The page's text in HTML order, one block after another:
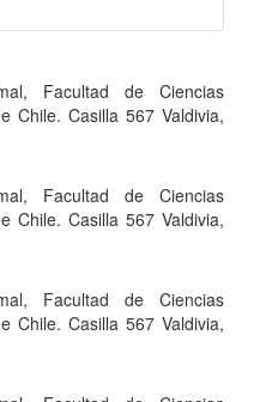
Facultad de Ciencias
Chile. Casilla 567 Valdivia,
Facultad de Ciencias
Chile. Casilla 567 Valdivia,
Facultad de Ciencias
Chile. Casilla 567 Valdivia,